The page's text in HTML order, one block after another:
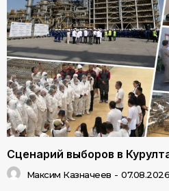
Сценарий выборов в
Максим Казначеев - 07.08.2026